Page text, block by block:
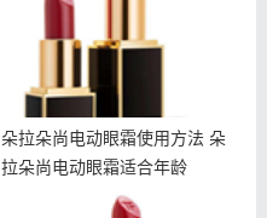
朵拉朵尚电动眼霜使用方法 朵
拉朵尚电动眼霜适合年龄
朵拉朵尚除螨皂成分 朵拉